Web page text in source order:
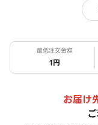
最低注文金額
1円
お届け